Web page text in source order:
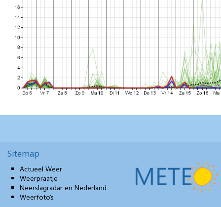
Sitemap
Actueel Weer
Weerpraatje
Neerslagradar en Nederland
Weerfoto’s